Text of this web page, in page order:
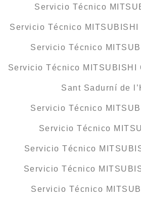
Servicio Técnico
Servicio Técnico
Servicio Técnico
Servicio Técnico
Sant Sadurní de
Servicio Técnico
Servicio Técnico
Servicio Técnico
Servicio Técnico
Servicio Técnico